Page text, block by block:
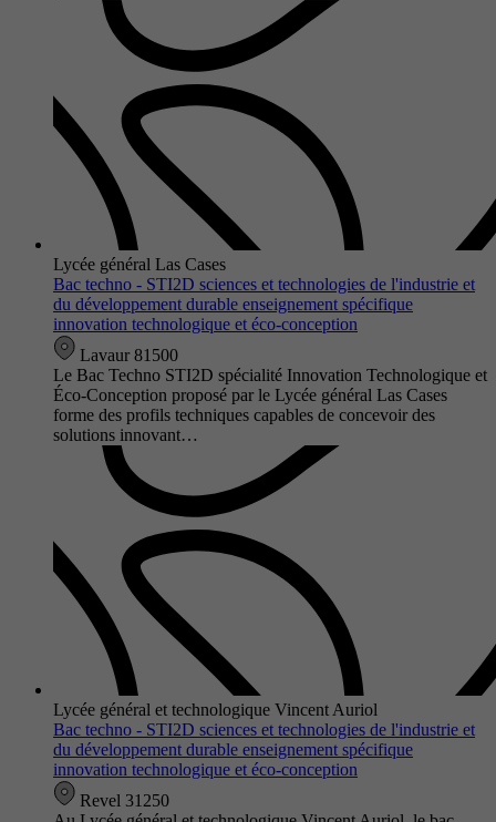
Lycée général Las Cases
Bac techno - STI2D sciences et technologies de l'industrie et
du développement durable enseignement spécifique
innovation technologique et éco-conception
Lavaur 81500
Le Bac Techno STI2D spécialité Innovation Technologique et
Éco-Conception proposé par le Lycée général Las Cases
forme des profils techniques capables de concevoir des
solutions innovant…
Lycée général et technologique Vincent Auriol
Bac techno - STI2D sciences et technologies de l'industrie et
du développement durable enseignement spécifique
innovation technologique et éco-conception
Revel 31250